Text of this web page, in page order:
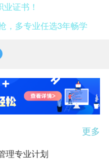
证书！
，多专业任选3年畅学
更多
理专业计划